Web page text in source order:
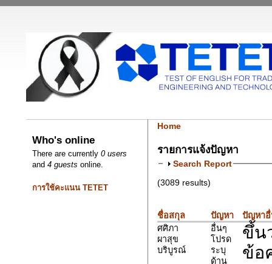
Who's online
There are currently0 users
and4 guests online.
การใช้คะแนน TETET
Home
รายการแจ้งปัญหา
Search Report
(3089 results)
ชื่อสกุล ปัญหา
ปัญหาอื่
ศศิภา
ผาสุข
บริบูรณ์
อื่นๆ
โปรด
ระบุ
ด้าน
ขึ้น
ข้อ